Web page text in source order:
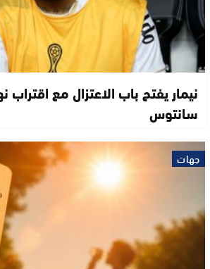
نيمار يفتح باب الاعتزال مع
سانتوس
جهات